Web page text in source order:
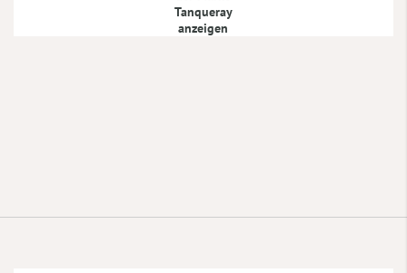
Tanqueray
anzeigen